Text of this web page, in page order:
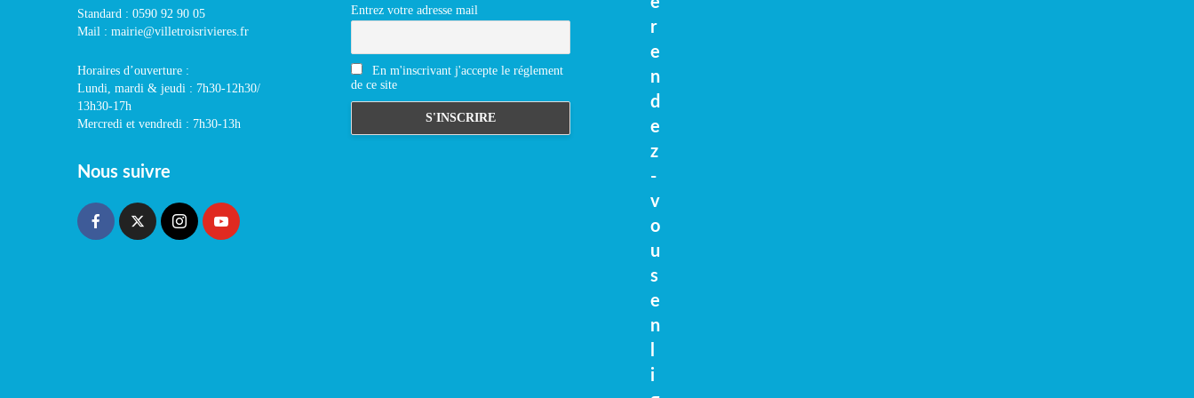
Standard : 0590 92 90 05
Mail : mairie@villetroisrivieres.fr
Horaires d’ouverture :
Lundi, mardi & jeudi : 7h30-12h30/
13h30-17h
Mercredi et vendredi : 7h30-13h
Nous suivre
Entrez votre adresse mail
En m'inscrivant j'accepte le réglement
de ce site
r
e
n
d
e
z
-
v
o
u
s
e
n
i